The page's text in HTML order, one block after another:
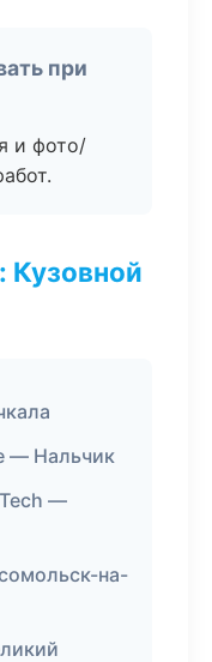
при
и фото/
Кузовной
— Нальчик
—
на-